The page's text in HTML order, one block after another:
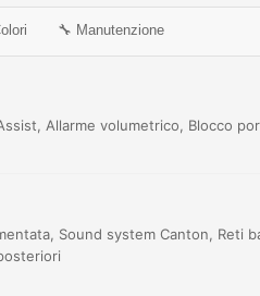
🔧 Manutenzione
Allarme volumetrico, Blocco
Sound system Canton, Reti